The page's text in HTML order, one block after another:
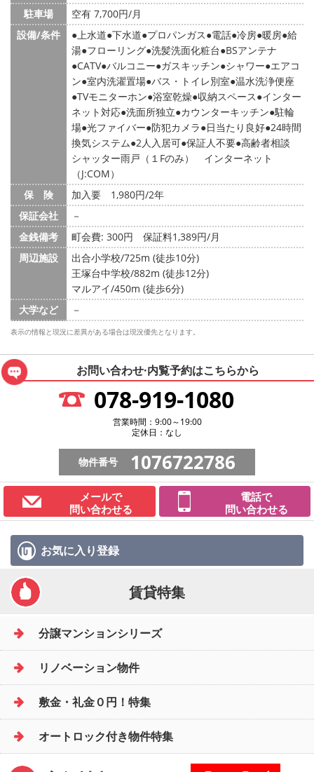
駐車場
空有 7,700円/月
設備/条件
上水道 下水道 プロパンガス 電話 冷房 暖房 給
湯 フローリング 洗髪洗面化粧台 BSアンテナ
CATV バルコニー ガスキッチン シャワー エアコ
ン 室内洗濯置場 バス・トイレ別室 温水洗浄便座
TVモニターホン 浴室乾燥 収納スペース インター
ネット対応 洗面所独立 カウンターキッチン 駐輪
場 光ファイバー 防犯カメラ 日当たり良好 24時間
換気システム 2人入居可 保証人不要 高齢者相談
シャッター雨戸（１Fのみ） インターネット
（J:COM）
保 険
加入要 1,980円/2年
保証会社
－
金銭備考
町会費: 300円
保証料1,389円/月
周辺施設
出合小学校/725m (徒歩10分)
王塚台中学校/882m (徒歩12分)
マルアイ/450m (徒歩6分)
大学など
－
表示の情報と現況に差異がある場合は現況優先となります。
お問い合わせ·内覧予約はこちらから
078-919-1080
営業時間：9:00～19:00
定休日：なし
物件番号 1076722786
メールで
問い合わせる
電話で
問い合わせる
お気に入り登録
賃貸特集
分譲マンションシリーズ
リノベーション物件
敷金・礼金０円！特集
オートロック付き物件特集